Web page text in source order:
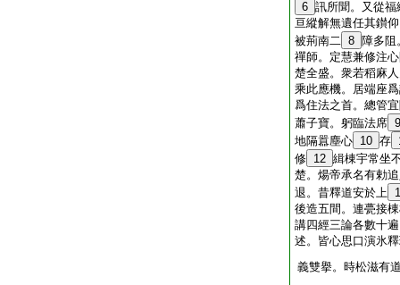
6 訊所聞。又從福
亘縱解無遺任其鑚
被荊南二 8 障多阻
禪師。定慧兼修注
楚全盛。衆若稻麻
乘此應機。居端座
爲住法之首。總管
蕭子寶。躬臨法席 9
地隔囂塵心 10 存
修 12 緝棟宇常坐
楚。煬帝承名有勅
退。昔釋道安於上
後造五間。連甍接
講四經三論各數十
述。皆心思口演氷
義雙擧。時松滋有